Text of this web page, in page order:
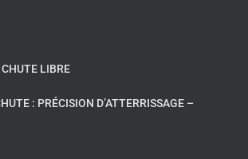
LIBRE
: PRÉCISION D’ATTERRISSAGE –